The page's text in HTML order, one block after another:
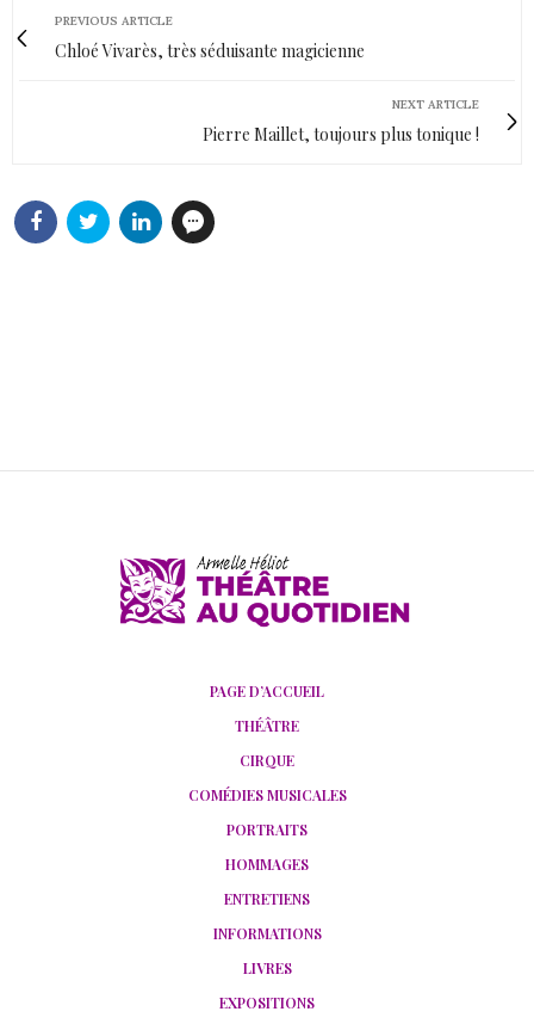
PREVIOUS ARTICLE
Chloé Vivarès, très séduisante magicienne
NEXT ARTICLE
Pierre Maillet, toujours plus tonique !
PAGE D’ACCUEIL
THÉÂTRE
CIRQUE
COMÉDIES MUSICALES
PORTRAITS
HOMMAGES
ENTRETIENS
INFORMATIONS
LIVRES
EXPOSITIONS